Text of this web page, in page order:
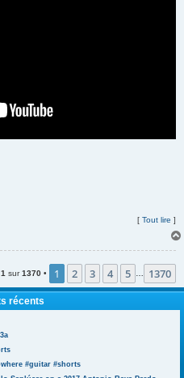
[ Tout lire ]
1 sur1370 • 1 2 3 4 5 1370
récents
#guitar #shorts